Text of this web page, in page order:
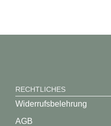
RECHTLICHES
Widerrufsbelehrung
AGB